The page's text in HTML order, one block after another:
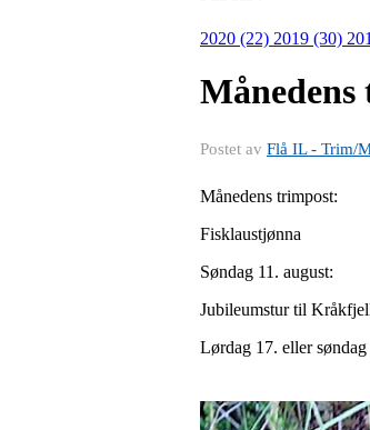
2020 (22) 2019 (30)
Postet av Flå IL - Trim/
Månedens trimpost:
Fisklaustjønna
Søndag 11. august:
Jubileumstur til
Lørdag 17. eller